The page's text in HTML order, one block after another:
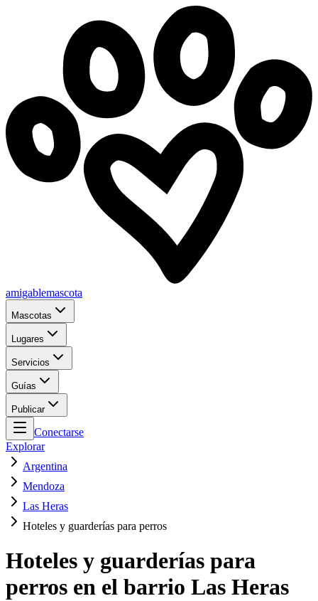
amigablemascota
Mascotas
Lugares
Servicios
Guías
Publicar
Conectarse
Explorar
Argentina
Mendoza
Las Heras
Hoteles y guarderías para perros
Hoteles y guarderías para
perros en el barrio Las Heras